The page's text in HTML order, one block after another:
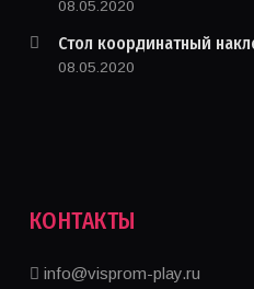
08.05.2020
Стол координатный
08.05.2020
КОНТАКТЫ
info@visprom-play.ru